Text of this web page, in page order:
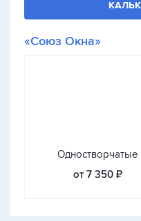
«Союз Окна»
Одностворчатые
от 7 350 ₽